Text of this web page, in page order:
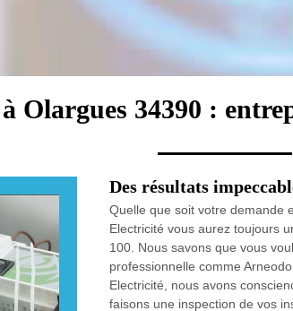
Olargues 34390 :
Des résultats
Quelle que soit votre demande
Electricité vous aurez toujours
100. Nous savons que vous
professionnelle comme
Electricité, nous avons
faisons une inspection de vos